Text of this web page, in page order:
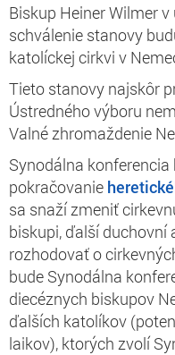
Biskup Heiner Wilmer
schválenie stanovy
katolíckej cirkvi v
Tieto stanovy najskôr
Ústredného výboru
Valné zhromaždenie
Synodálna
pokračovanie
sa snaží zmeniť
biskupi, ďalší duchovní
rozhodovať o
bude Synodálna
diecéznych biskupov
ďalších katolíkov
laikov), ktorých zvolí